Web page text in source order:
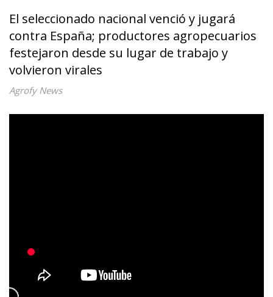
El seleccionado nacional venció y jugará
contra España; productores agropecuarios
festejaron desde su lugar de trabajo y
volvieron virales
Agrofy News